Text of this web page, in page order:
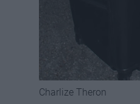
Charlize Theron